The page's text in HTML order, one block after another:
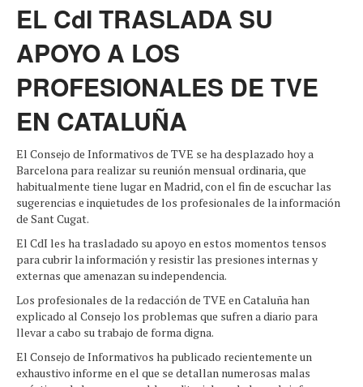
EL CdI TRASLADA SU
APOYO A LOS
PROFESIONALES DE TVE
EN CATALUÑA
El Consejo de Informativos de TVE se ha desplazado hoy a
Barcelona para realizar su reunión mensual ordinaria, que
habitualmente tiene lugar en Madrid, con el fin de escuchar las
sugerencias e inquietudes de los profesionales de la información
de Sant Cugat.
El CdI les ha trasladado su apoyo en estos momentos tensos
para cubrir la información y resistir las presiones internas y
externas que amenazan su independencia.
Los profesionales de la redacción de TVE en Cataluña han
explicado al Consejo los problemas que sufren a diario para
llevar a cabo su trabajo de forma digna.
El Consejo de Informativos ha publicado recientemente un
exhaustivo informe en el que se detallan numerosas malas